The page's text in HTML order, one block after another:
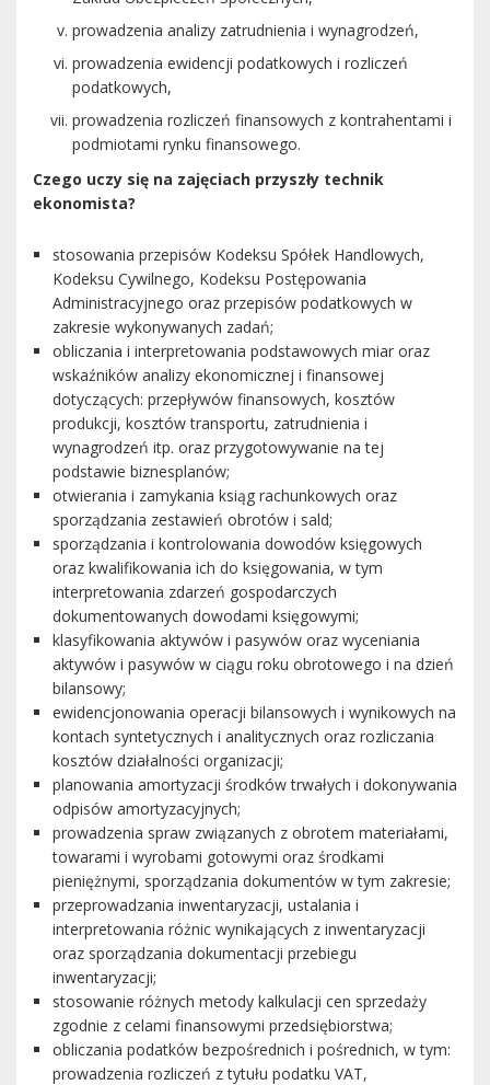
prowadzenia analizy zatrudnienia i wynagrodzeń,
prowadzenia ewidencji podatkowych i rozliczeń
podatkowych,
prowadzenia rozliczeń finansowych z kontrahentami i
podmiotami rynku finansowego.
Czego uczy się na zajęciach przyszły technik
ekonomista?
stosowania przepisów Kodeksu Spółek Handlowych,
Kodeksu Cywilnego, Kodeksu Postępowania
Administracyjnego oraz przepisów podatkowych w
zakresie wykonywanych zadań;
obliczania i interpretowania podstawowych miar oraz
wskaźników analizy ekonomicznej i finansowej
dotyczących: przepływów finansowych, kosztów
produkcji, kosztów transportu, zatrudnienia i
wynagrodzeń itp. oraz przygotowywanie na tej
podstawie biznesplanów;
otwierania i zamykania ksiąg rachunkowych oraz
sporządzania zestawień obrotów i sald;
sporządzania i kontrolowania dowodów księgowych
oraz kwalifikowania ich do księgowania, w tym
interpretowania zdarzeń gospodarczych
dokumentowanych dowodami księgowymi;
klasyfikowania aktywów i pasywów oraz wyceniania
aktywów i pasywów w ciągu roku obrotowego i na dzień
bilansowy;
ewidencjonowania operacji bilansowych i wynikowych na
kontach syntetycznych i analitycznych oraz rozliczania
kosztów działalności organizacji;
planowania amortyzacji środków trwałych i dokonywania
odpisów amortyzacyjnych;
prowadzenia spraw związanych z obrotem materiałami,
towarami i wyrobami gotowymi oraz środkami
pieniężnymi, sporządzania dokumentów w tym zakresie;
przeprowadzania inwentaryzacji, ustalania i
interpretowania różnic wynikających z inwentaryzacji
oraz sporządzania dokumentacji przebiegu
inwentaryzacji;
stosowanie różnych metody kalkulacji cen sprzedaży
zgodnie z celami finansowymi przedsiębiorstwa;
obliczania podatków bezpośrednich i pośrednich, w tym:
prowadzenia rozliczeń z tytułu podatku VAT,